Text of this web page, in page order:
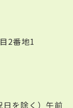
2番地1
を除く）午前